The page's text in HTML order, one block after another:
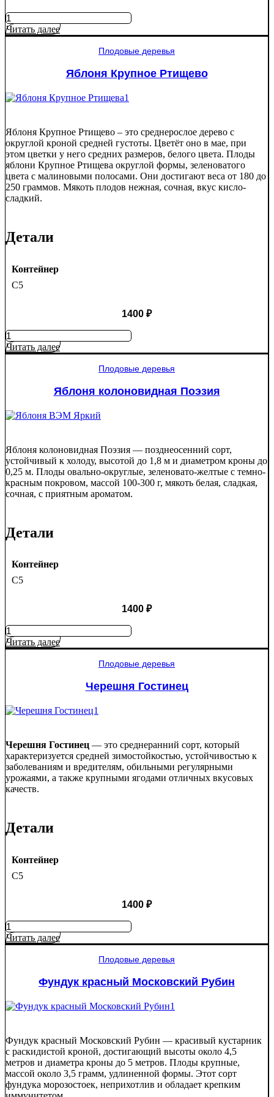
Количество
товара
Яблоня
Читать далее
Плодовые деревья
Яблоня Крупное Ртищево
Яблоня Крупное Ртищево – это среднерослое дерево с
округлой кроной средней густоты. Цветёт оно в мае, при
этом цветки у него средних размеров, белого цвета. Плоды
яблони Крупное Ртищева округлой формы, зеленоватого
цвета с малиновыми полосами. Они достигают веса от 180 до
250 граммов. Мякоть плодов нежная, сочная, вкус кисло-
сладкий.
Детали
Контейнер
C5
1400 ₽
Количество
товара
Яблоня
Читать далее
Плодовые деревья
Яблоня колоновидная Поэзия
Яблоня колоновидная Поэзия — позднеосенний сорт,
устойчивый к холоду, высотой до 1,8 м и диаметром кроны до
0,25 м. Плоды овально-округлые, зеленовато-желтые с темно-
красным покровом, массой 100-300 г, мякоть белая, сладкая,
сочная, с приятным ароматом.
Детали
Контейнер
C5
1400 ₽
Количество
товара
Яблоня
Читать далее
Плодовые деревья
Черешня Гостинец
Черешня Гостинец — это среднеранний сорт, который
характеризуется средней зимостойкостью, устойчивостью к
заболеваниям и вредителям, обильными регулярными
урожаями, а также крупными ягодами отличных вкусовых
качеств.
Детали
Контейнер
C5
1400 ₽
Количество
товара
Черешня
Читать далее
Плодовые деревья
Фундук красный Московский Рубин
Фундук красный Московский Рубин — красивый кустарник
с раскидистой кроной, достигающий высоты около 4,5
метров и диаметра кроны до 5 метров. Плоды крупные,
массой около 3,5 грамм, удлиненной формы. Этот сорт
фундука морозостоек, неприхотлив и обладает крепким